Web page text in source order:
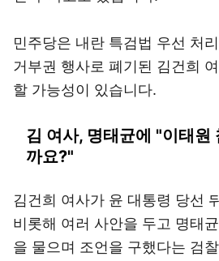
민주당은 내란 특검법 우선 처
거부권 행사로 폐기된 김건희
할 가능성이 있습니다.
김 여사, 명태균에 "이태원
까요?"
김건희 여사가 윤 대통령 당선
비롯해 여러 사안을 두고 명태
을 물으며 조언을 구했다는 검